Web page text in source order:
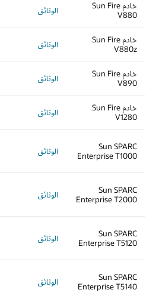
خادم Sun Fire
V880
الوثائق
خادم Sun Fire
V880z
الوثائق
خادم Sun Fire
V890
الوثائق
خادم Sun Fire
V1280
الوثائق
Sun SPARC
Enterprise T1000
الوثائق
Sun SPARC
Enterprise T2000
الوثائق
Sun SPARC
Enterprise T5120
الوثائق
Sun SPARC
Enterprise T5140
الوثائق